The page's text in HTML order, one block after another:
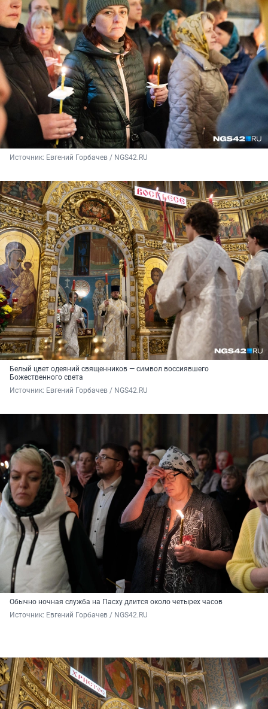
Источник: Евгений Горбачев / NGS42.RU
Белый цвет одеяний священников — символ воссиявшего
Божественного света
Источник: Евгений Горбачев / NGS42.RU
Обычно ночная служба на Пасху длится около четырех часов
Источник: Евгений Горбачев / NGS42.RU